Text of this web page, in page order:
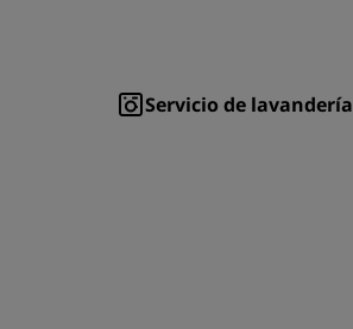
Servicio de lavandería